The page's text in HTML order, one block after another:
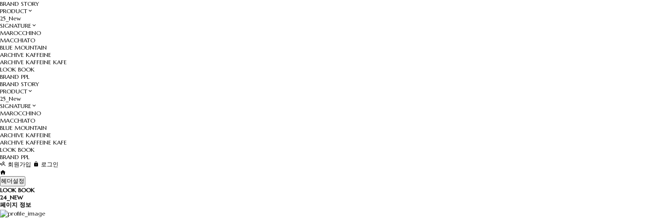
BRAND STORY
PRODUCT
25_New
SIGNATURE
MAROCCHINO
MACCHIATO
BLUE MOUNTAIN
ARCHIVE KAFFEINE
ARCHIVE KAFFEINE KAFE
LOOK BOOK
BRAND PPL
BRAND STORY
PRODUCT
25_New
SIGNATURE
MAROCCHINO
MACCHIATO
BLUE MOUNTAIN
ARCHIVE KAFFEINE
ARCHIVE KAFFEINE KAFE
LOOK BOOK
BRAND PPL
회원가입
로그인
헤더설정
LOOK BOOK
24_NEW
페이지 정보